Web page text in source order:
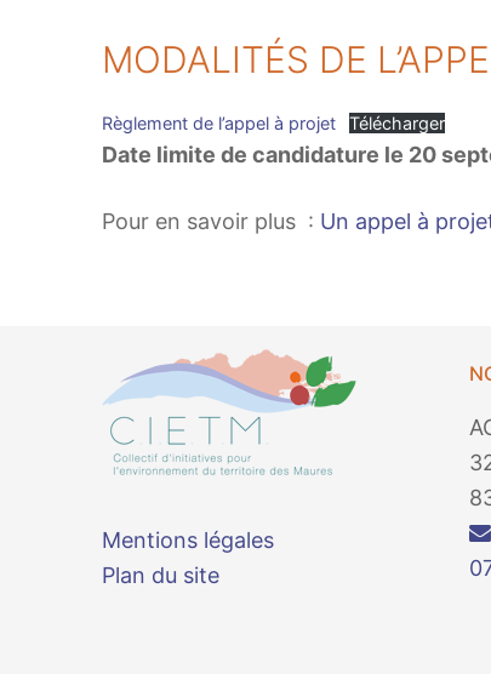
MODALITÉS DE
Règlement de l’appel à projet Télécharger
Date limite de candidature le 20
Pour en savoir plus : Un appel à
Mentions légales
Plan du site